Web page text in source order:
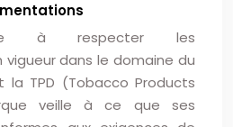
à respecter les
dans le domaine du
la TPD (Tobacco Products
veille à ce que ses